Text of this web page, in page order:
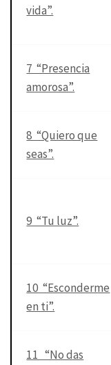
vida”.
7 “Presencia
amorosa”.
8 “Quiero que
seas”.
9 “Tu luz”.
10 “Esconderme
en ti”.
11 “No das